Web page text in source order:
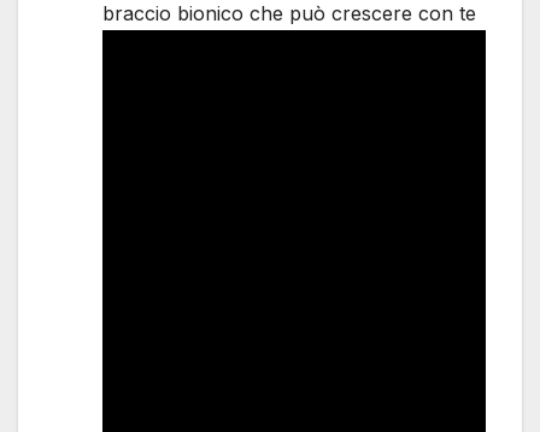
braccio bionico che può crescere con te